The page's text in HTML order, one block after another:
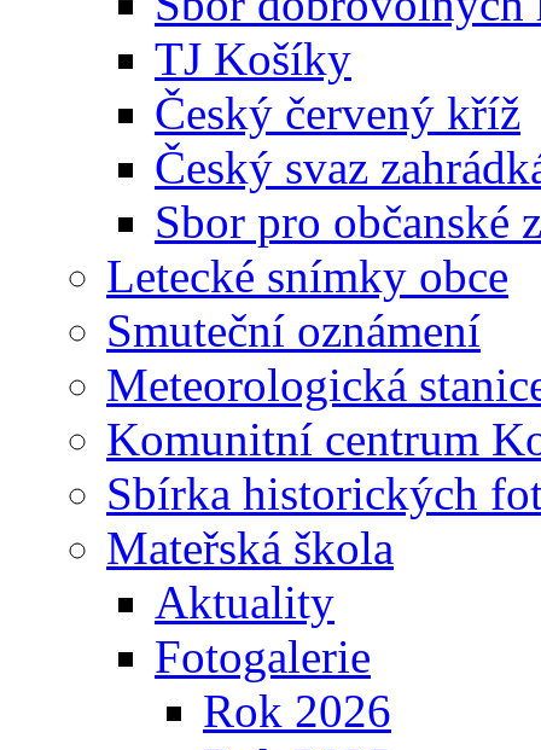
TJ Košíky
Český červený kříž
Český svaz
Sbor pro občanské
Letecké snímky obce
Smuteční oznámení
Meteorologická
Komunitní centrum
Sbírka historických
Mateřská škola
Aktuality
Fotogalerie
Rok 2026